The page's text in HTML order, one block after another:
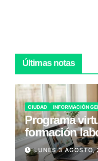
Últimas notas
CIUDAD INFORMACIÓN
Programa
formación
LUNES 3